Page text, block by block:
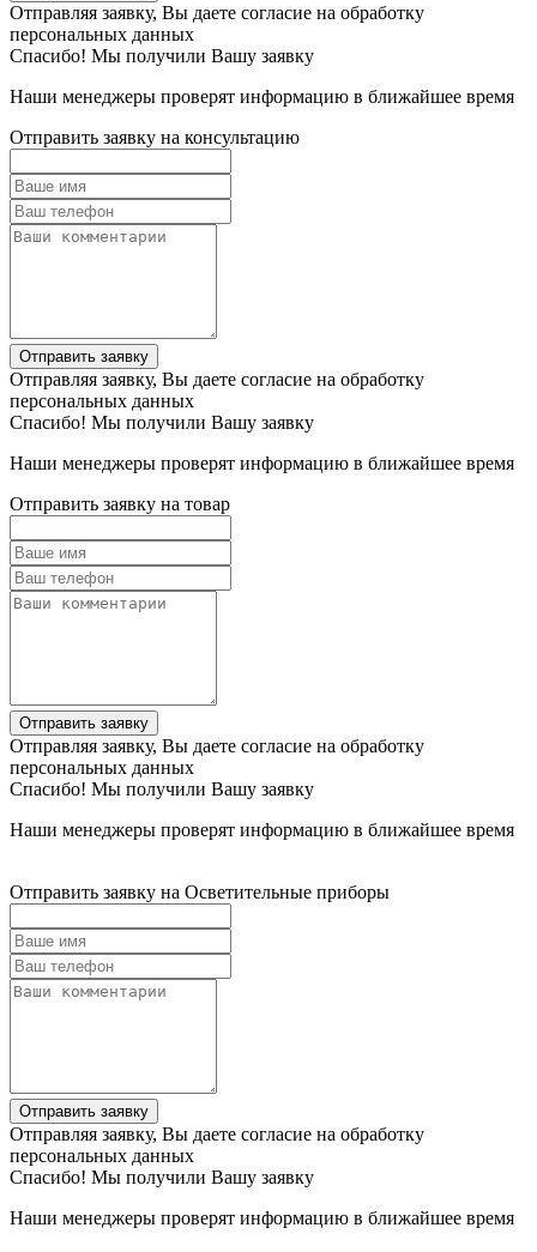
Отправляя заявку, Вы даете согласие на обработку
персональных данных
Спасибо! Мы получили Вашу заявку
Наши менеджеры проверят информацию в ближайшее время
Отправить заявку на консультацию
Отправить заявку
Отправляя заявку, Вы даете согласие на обработку
персональных данных
Спасибо! Мы получили Вашу заявку
Наши менеджеры проверят информацию в ближайшее время
Отправить заявку на товар
Отправить заявку
Отправляя заявку, Вы даете согласие на обработку
персональных данных
Спасибо! Мы получили Вашу заявку
Наши менеджеры проверят информацию в ближайшее время
Отправить заявку на Осветительные приборы
Отправить заявку
Отправляя заявку, Вы даете согласие на обработку
персональных данных
Спасибо! Мы получили Вашу заявку
Наши менеджеры проверят информацию в ближайшее время